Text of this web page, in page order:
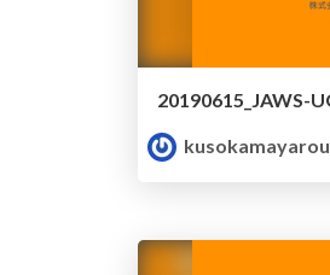
kusokamayarou